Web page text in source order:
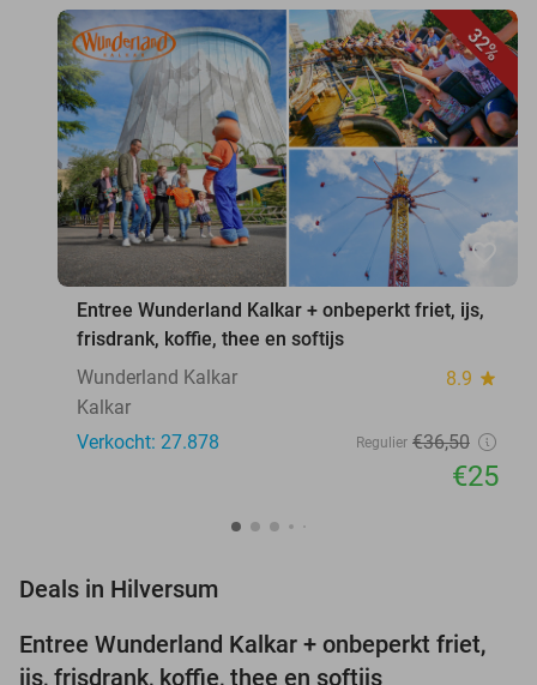
32%
favorite_border
Entree Wunderland Kalkar + onbeperkt friet, ijs,
frisdrank, koffie, thee en softijs
Wunderland Kalkar
8.9 star
Kalkar
Verkocht: 27.878
Regulier €36,50
€25
Deals in Hilversum
32%
Entree Wunderland Kalkar + onbeperkt friet,
ijs, frisdrank, koffie, thee en softijs